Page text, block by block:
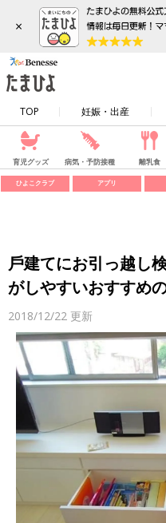
×
TOP 妊娠・出産
育児グッズ 病気・予防接種 離乳食
ひよこクラブ アプリ
戶建てにお引っ越し
がしやすいおすすめ
2018/12/22 更新